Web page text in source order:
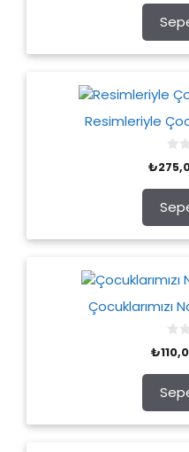
t
o
f
5
Resimleriyle
o
t
o
f
5
₺
Çocuklarımızı
o
t
o
f
5
₺